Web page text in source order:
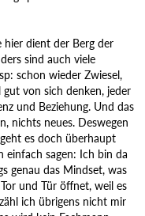
hier dient der Berg der
sind auch viele
schon wieder Zwiesel,
von sich denken, jeder
und Beziehung. Und das
nichts neues. Deswegen
es doch überhaupt
sagen: Ich bin da
genau das Mindset, was
und Tür öffnet, weil es
ich übrigens nicht mir